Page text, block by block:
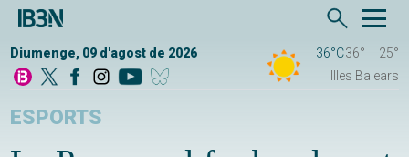
Diumenge, 09 d'agost de 2026 36°C36°
25°
Illes Balears
ESPORTS